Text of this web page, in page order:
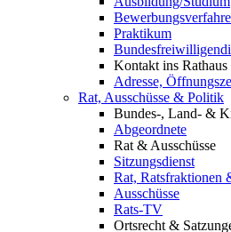
Praktikum
Kontakt ins Rathaus
Adresse,
Rat, Ausschüsse & Politik
Bundes-, Land- &
Abgeordnete
Rat & Ausschüsse
Sitzungsdienst
Rat, Ratsfraktionen
Ausschüsse
Rats-TV
Ortsrecht &